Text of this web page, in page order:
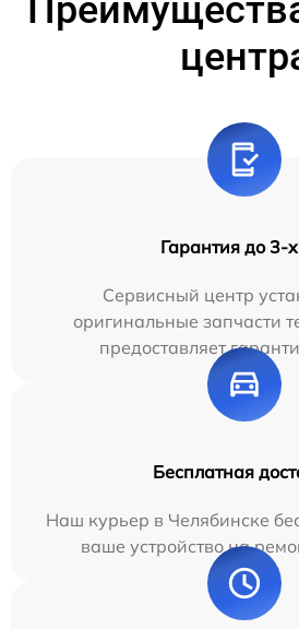
Гарантия до 3-х
Сервисный центр
оригинальные запчасти
предоставляет
Бесплатная
Наш курьер в Челябинске
ваше устройство на